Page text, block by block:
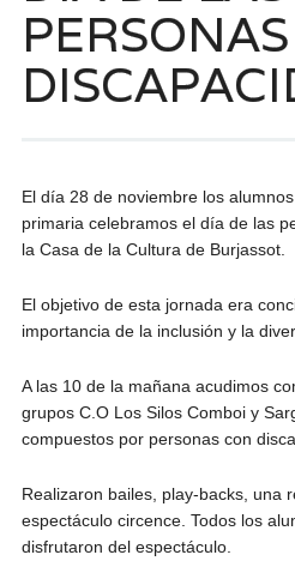
El día 28 de noviembre los
primaria celebramos el día de las
la Casa de la Cultura de Burjassot.
El objetivo de esta jornada era
importancia de la inclusión y la
A las 10 de la mañana acudimos
grupos C.O Los Silos Comboi y
compuestos por personas con
Realizaron bailes, play-backs, una
espectáculo circence. Todos los
disfrutaron del espectáculo.